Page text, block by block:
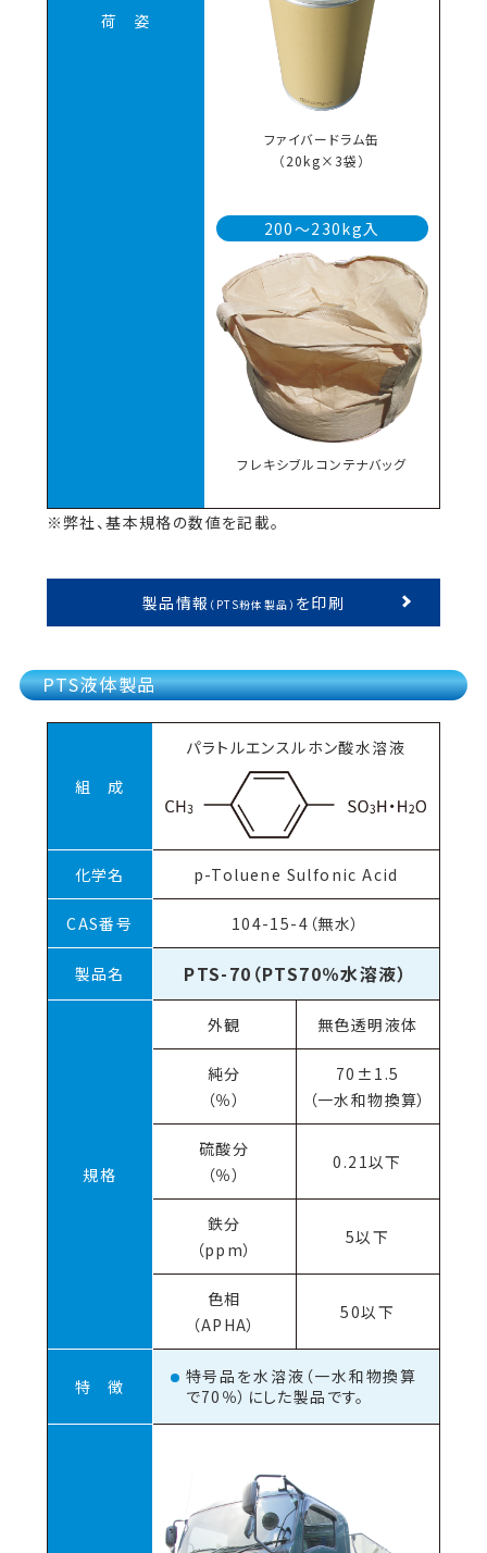
荷 姿
ファイバードラム缶
（20kg×3袋）
200～230kg入
フレキシブルコンテナバッグ
※弊社、基本規格の数値を記載。
製品情報 （PTS粉体製品） を印刷
PTS液体製品
組 成
パラトルエンスルホン酸水溶液
化学名 p-Toluene Sulfonic Acid
CAS番号 104-15-4（無水）
製品名 PTS-70（PTS70％水溶液）
規格
外観 無色透明液体
純分
（％）
70±1.5
（一水和物換算）
硫酸分
（％）
0.21以下
鉄分
（ppm）
5以下
色相
（APHA）
50以下
特 徴
特号品を水溶液（一水和物換算
で70％）にした製品です。